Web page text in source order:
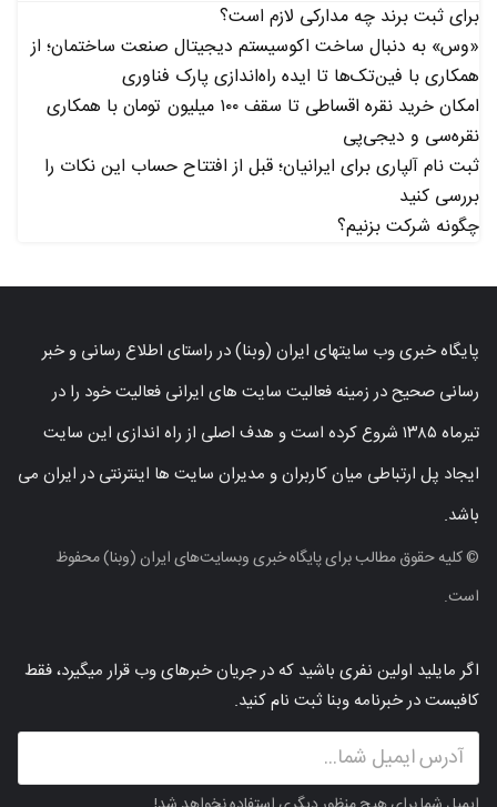
برای ثبت برند چه مدارکی لازم است؟
«وس» به دنبال ساخت اکوسیستم دیجیتال صنعت ساختمان؛ از
همکاری با فین‌تک‌ها تا ایده راه‌اندازی پارک فناوری
امکان خرید نقره اقساطی تا سقف ۱۰۰ میلیون تومان با همکاری
نقره‌سی و دیجی‌پی
ثبت نام آلپاری برای ایرانیان؛ قبل از افتتاح حساب این نکات را
بررسی کنید
چگونه شرکت بزنیم؟
پایگاه خبری وب سایتهای ایران (وبنا) در راستای اطلاع رسانی و خبر
رسانی صحیح در زمینه فعالیت سایت های ایرانی فعالیت خود را در
تیرماه ۱۳۸۵ شروع کرده است و هدف اصلی از راه اندازی این سایت
ایجاد پل ارتباطی میان کاربران و مدیران سایت ها اینترنتی در ایران می
باشد.
© کلیه حقوق مطالب برای پایگاه خبری وبسایت‌های ایران (وبنا) محفوظ
است.
اگر مایلید اولین نفری باشید که در جریان خبرهای وب قرار میگیرد، فقط
کافیست در خبرنامه وبنا ثبت نام کنید.